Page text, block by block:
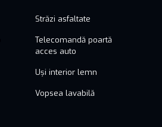
Străzi asfaltate
Telecomandă poartă
acces auto
Uși interior lemn
Vopsea lavabilă